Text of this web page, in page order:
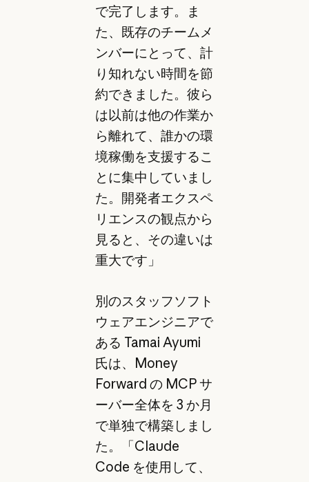
で完了します。ま
た、既存のチームメ
ンバーにとって、計
り知れない時間を節
約できました。彼ら
は以前は他の作業か
ら離れて、誰かの環
境稼働を支援するこ
とに集中していまし
た。開発者エクスペ
リエンスの観点から
見ると、その違いは
重大です」
別のスタッフソフト
ウェアエンジニアで
ある Tamai Ayumi
氏は、Money
Forward の MCP サ
ーバー全体を 3 か月
で単独で構築しまし
た。「Claude
Code を使用して、